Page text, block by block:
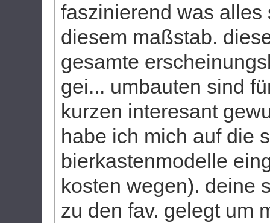
faszinierend was alles
diesem maßstab.
gesamte
gei... umbauten sind
kurzen interesant
habe ich mich auf die
bierkastenmodelle
kosten wegen). deine
zu den fav. gelegt um